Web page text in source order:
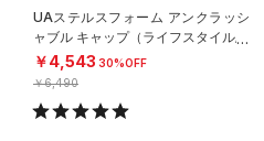
UAステルスフォーム アンクラッシ
ャブル キャップ（ライフスタイル/U
NISEX）
￥4,543 30%OFF
￥6,490